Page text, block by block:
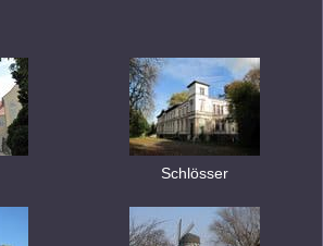
Schlösser